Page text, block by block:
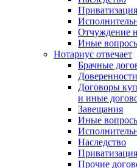
Приватизация
Отчуждение
Иные
Нотариус отвечает
Брачные
Доверенности
Договоры
и иные
Завещания
Иные
Наследство
Приватизация
Прочие